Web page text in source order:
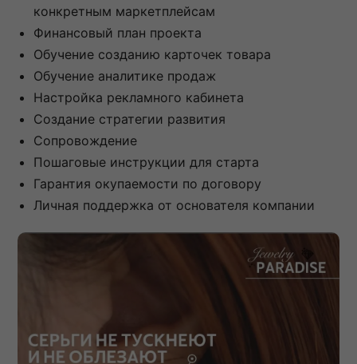
конкретным маркетплейсам
Финансовый план проекта
Обучение созданию карточек товара
Обучение аналитике продаж
Настройка рекламного кабинета
Создание стратегии развития
Сопровождение
Пошаговые инструкции для старта
Гарантия окупаемости по договору
Личная поддержка от основателя компании